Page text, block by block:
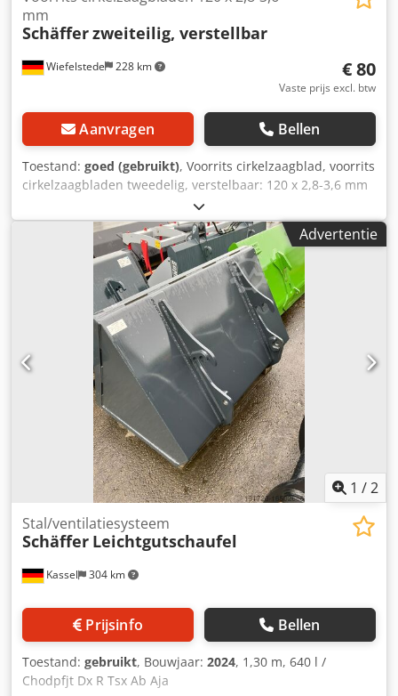
Wiefelstede 228 km
mm
Schäfferzweiteilig, verstellbar
€ 80
Vaste prijs excl. btw
Aanvragen Bellen
Toestand: goed (gebruikt), Voorrits cirkelzaagblad, voorrits
cirkelzaagbladen tweedelig, verstelbaar: 120 x 2,8-3,6 mm
voor: voorritsen van plaatmateriaal, laminaat, ... Chsdpfeb
D I Dzox Ab Aja met hardmetalen inzet gewicht: 0,3 kg
Advertentie
1 /2
Kassel 304 km
Stal/ventilatiesysteem
Schäffer Leichtgutschaufel
Prijsinfo Bellen
Toestand: gebruikt, Bouwjaar: 2024, 1,30 m, 640 l /
Chodpfjt Dx R Tsx Ab Aja